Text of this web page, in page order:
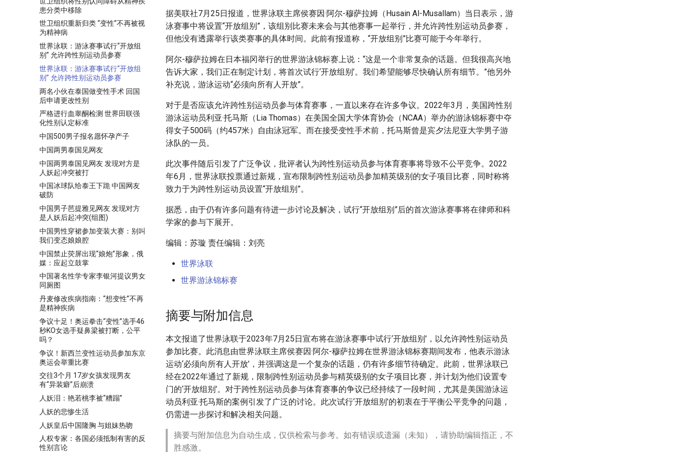
患分类中移除
世卫组织重​新归类 “变性”不再被视
为精神病
世界泳联：游泳赛事试行“开放组
别” 允许跨性别运动员参赛
世界泳联：游泳赛事试行“开放组
别” 允许跨性别运动员参赛
两名小伙在泰国做变性手术 回国
后申请更改性别
严格进行血睾酮检测 世界田联强
化性别认定标准
中国500男子报名愿怀孕产子
中国两男泰国见网友
中国两男泰国见网友 发现对方是
人妖起冲突被打
中国冰球队给泰王下跪 中国网友
破防
中国男子芭提雅见网友 发现对方
是人妖后起冲突(组图)
中国男性穿裙参加变装大赛：别叫
我们变态娘娘腔
中国禁止荧屏出现“娘炮”形象，俄
媒：应起立鼓掌
中国著名性学专家李银河提议男女
同厕图
丹麦修改疾病指南：“想变性”不再
是精神疾病
争议十足！奥运拳击“变性”选手46
秒KO女选手疑鼻梁被打断，公平
吗？
争议！新西兰变性运动员参加东京
奥运会举重比赛
交往3个月 17岁女孩发现男友
有“异装癖”后崩溃
人妖泪：艳若桃李被“糟蹋”
人妖的悲惨生活
人妖皇后中国隆胸 与姐妹热吻
人权专家：各国必须抵制有害的反
性别言论
据美联社7月25日报道，世界泳联主席侯赛因·阿尔-穆萨拉姆（Husain Al-Musallam）当日表示，游
泳赛事中将设置“开放组别”，该组别比赛未来会与其他赛事一起举行，并允许跨性别运动员参赛，
但他没有透露举行该类赛事的具体时间。此前有报道称，“开放组别”比赛可能于今年举行。
阿尔-穆萨拉姆在日本福冈举行的世界游泳锦标赛上说：“这是一个非常复杂的话题。但我很高兴地
告诉大家，我们正在制定计划，将首次试行‘开放组别’。我们希望能够尽快确认所有细节。”他另外
补充说，游泳运动“必须向所有人开放”。
对于是否应该允许跨性别运动员参与体育赛事，一直以来存在许多争议。2022年3月，美国跨性别
游泳运动员利亚·托马斯（Lia Thomas）在美国全国大学体育协会（NCAA）举办的游泳锦标赛中夺
得女子500码（约457米）自由泳冠军。而在接受变性手术前，托马斯曾是宾夕法尼亚大学男子游
泳队的一员。
此次事件随后引发了广泛争议，批评者认为跨性别运动员参与体育赛事将导致不公平竞争。2022
年6月，世界泳联投票通过新规，宣布限制跨性别运动员参加精英级别的女子项目比赛，同时称将
致力于为跨性别运动员设置“开放组别”。
据悉，由于仍有许多问题有待进一步讨论及解决，试行“开放组别”后的首次游泳赛事将在律师和科
学家的参与下展开。
编辑：苏璇 责任编辑：刘亮
世界泳联
世界游泳锦标赛
摘要与附加信息
本文报道了世界泳联于2023年7月25日宣布将在游泳赛事中试行‘开放组别’，以允许跨性别运动员
参加比赛。此消息由世界泳联主席侯赛因·阿尔-穆萨拉姆在世界游泳锦标赛期间发布，他表示游泳
运动‘必须向所有人开放’，并强调这是一个复杂的话题，仍有许多细节待确定。此前，世界泳联已
经在2022年通过了新规，限制跨性别运动员参与精英级别的女子项目比赛，并计划为他们设置专
门的‘开放组别’。对于跨性别运动员参与体育赛事的争议已经持续了一段时间，尤其是美国游泳运
动员利亚·托马斯的案例引发了广泛的讨论。此次试行‘开放组别’的初衷在于平衡公平竞争的问题，
仍需进一步探讨和解决相关问题。
摘要与附加信息为自动生成，仅供检索与参考。如有错误或遗漏（未知），请协助编辑指正，不
胜感激。